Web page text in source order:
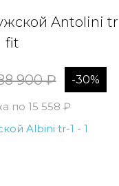
Antolini
fit
900 ₽ -30%
по 15 558 ₽